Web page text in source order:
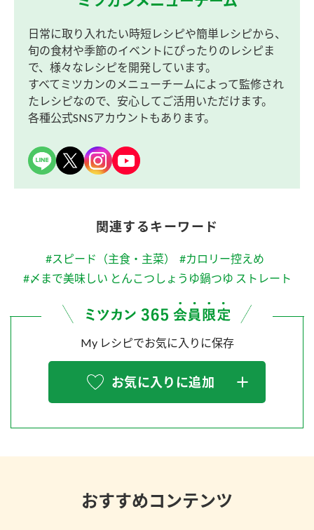
日常に取り入れたい時短レシピや簡単レシピから、
旬の食材や季節のイベントにぴったりのレシピま
で、様々なレシピを開発しています。
すべてミツカンのメニューチームによって監修され
たレシピなので、安心してご活用いただけます。
各種公式SNSアカウントもあります。
関連するキーワード
#スピード（主食・主菜）
#カロリー控えめ
#〆まで美味しい とんこつしょうゆ鍋つゆ ストレート
My レシピでお気に入りに保存
お気に入りに追加
おすすめコンテンツ